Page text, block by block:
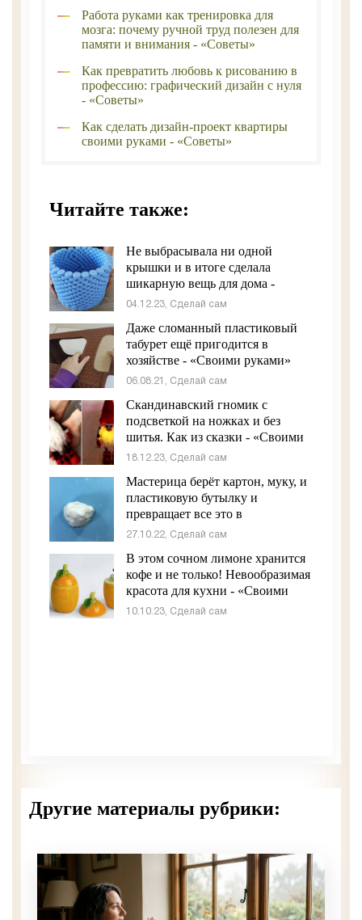
Работа руками как тренировка для
мозга: почему ручной труд полезен для
памяти и внимания - «Советы»
Как превратить любовь к рисованию в
профессию: графический дизайн с нуля
- «Советы»
Как сделать дизайн-проект квартиры
своими руками - «Советы»
Читайте также:
Не выбрасывала ни одной
крышки и в итоге сделала
шикарную вещь для дома -
«Своими руками»
04.12.23, Сделай сам
Даже сломанный пластиковый
табурет ещё пригодится в
хозяйстве - «Своими руками»
06.08.21, Сделай сам
Скандинавский гномик с
подсветкой на ножках и без
шитья. Как из сказки - «Своими
руками»
18.12.23, Сделай сам
Мастерица берёт картон, муку, и
пластиковую бутылку и
превращает все это в
произведение искусства -
27.10.22, Сделай сам
В этом сочном лимоне хранится
кофе и не только! Невообразимая
красота для кухни - «Своими
руками»
10.10.23, Сделай сам
Другие материалы рубрики: